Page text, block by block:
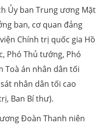
Ủy ban Trung ương Mặt
ban, cơ quan đảng
Chính trị quốc gia Hồ
Phó Thủ tướng, Phó
Toà án nhân dân tối
nhân dân tối cao
Ban Bí thư).
Đoàn Thanh niên